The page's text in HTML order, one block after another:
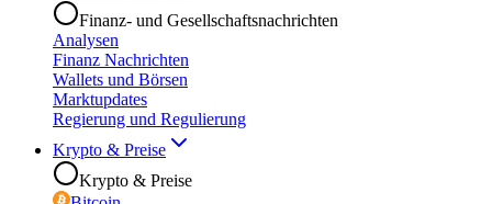
Finanz- und Gesellschaftsnachrichten
Analysen
Finanz Nachrichten
Wallets und Börsen
Marktupdates
Regierung und Regulierung
Krypto & Preise
Krypto & Preise